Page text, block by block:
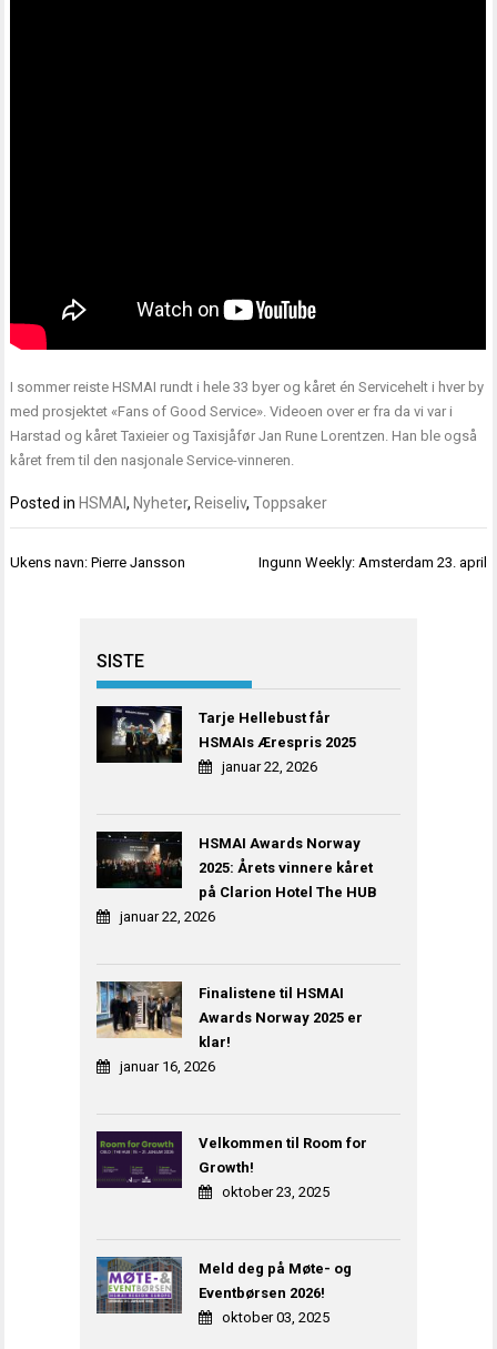
I sommer reiste HSMAI rundt i hele 33 byer og kåret én Servicehelt i hver by
med prosjektet «Fans of Good Service». Videoen over er fra da vi var i
Harstad og kåret Taxieier og Taxisjåfør Jan Rune Lorentzen. Han ble også
kåret frem til den nasjonale Service-vinneren.
Posted in HSMAI, Nyheter, Reiseliv,Toppsaker
Innleggsnavigasjon
Ukens navn: Pierre Jansson Ingunn Weekly: Amsterdam 23. april
SISTE
Tarje Hellebust får
HSMAIs Ærespris 2025
januar 22, 2026
HSMAI Awards Norway
2025: Årets vinnere kåret
på Clarion Hotel The HUB
januar 22, 2026
Finalistene til HSMAI
Awards Norway 2025 er
klar!
januar 16, 2026
Velkommen til Room for
Growth!
oktober 23, 2025
Meld deg på Møte- og
Eventbørsen 2026!
oktober 03, 2025